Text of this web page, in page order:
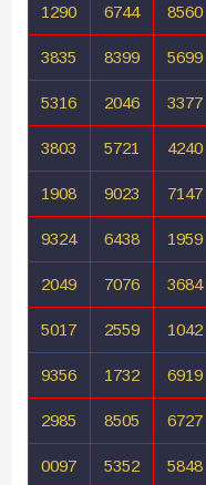
1290 6744 8560
3835 8399 5699
5316 2046 3377
3803 5721 4240
1908 9023 7147
9324 6438 1959
2049 7076 3684
5017 2559 1042
9356 1732 6919
2985 8505 6727
0097 5352 5848